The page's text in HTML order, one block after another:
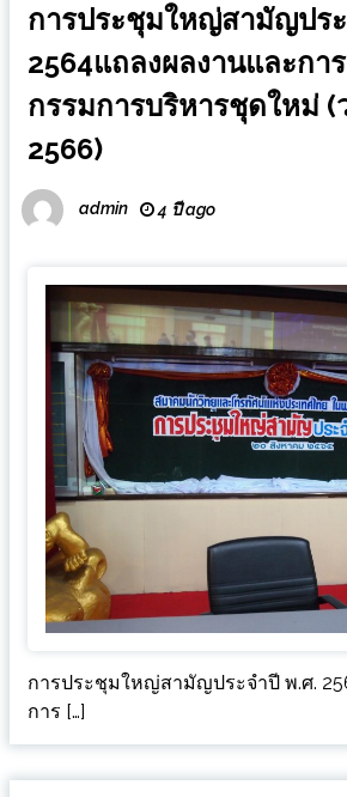
การประชุมใหญ่สามัญปร
2564แถลงผลงานและกา
กรรมการบริหารชุดใหม่ (
2566)
admin 4 ปี ago
การประชุมใหญ่สามัญประจำปี พ.ศ.
การ […]